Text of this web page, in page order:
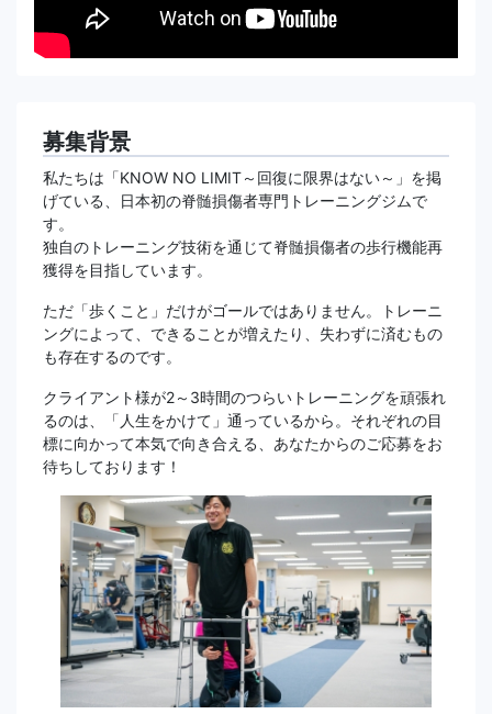
募集背景
私たちは「KNOW NO LIMIT～回復に限界はない～」を掲
げている、日本初の脊髄損傷者専門トレーニングジムで
す。
独自のトレーニング技術を通じて脊髄損傷者の歩行機能再
獲得を目指しています。
ただ「歩くこと」だけがゴールではありません。トレーニ
ングによって、できることが増えたり、失わずに済むもの
も存在するのです。
クライアント様が2～3時間のつらいトレーニングを頑張れ
るのは、「人生をかけて」通っているから。それぞれの目
標に向かって本気で向き合える、あなたからのご応募をお
待ちしております！